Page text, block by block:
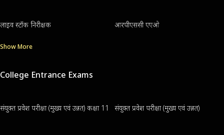
लाइव स्टॉक निरीक्षक आरपीएससी एएओ
Show More
College Entrance Exams
संयुक्त प्रवेश परीक्षा (मुख्य एवं उन्नत) कक्षा 11 संयुक्त प्रवेश परीक्षा (मुख्य एवं उन्नत)